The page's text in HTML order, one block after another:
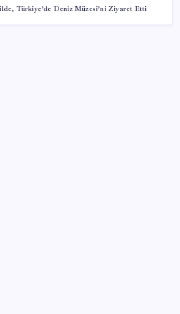
Türkiye’de Deniz Müzesi’ni Ziyaret Etti